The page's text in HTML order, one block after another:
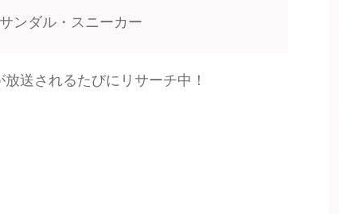
ンダル・スニーカー
送されるたびにリサーチ中！